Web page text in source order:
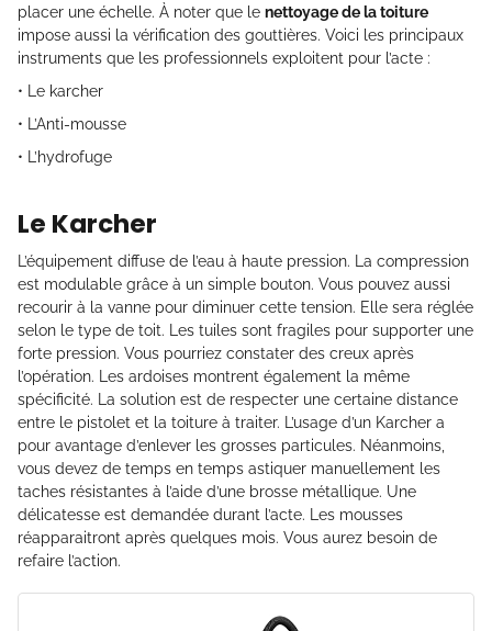
placer une échelle. À noter que le nettoyage de la toiture
impose aussi la vérification des gouttières. Voici les principaux
instruments que les professionnels exploitent pour l’acte :
• Le karcher
• L’Anti-mousse
• L’hydrofuge
Le Karcher
L’équipement diffuse de l’eau à haute pression. La compression
est modulable grâce à un simple bouton. Vous pouvez aussi
recourir à la vanne pour diminuer cette tension. Elle sera réglée
selon le type de toit. Les tuiles sont fragiles pour supporter une
forte pression. Vous pourriez constater des creux après
l’opération. Les ardoises montrent également la même
spécificité. La solution est de respecter une certaine distance
entre le pistolet et la toiture à traiter. L’usage d’un Karcher a
pour avantage d’enlever les grosses particules. Néanmoins,
vous devez de temps en temps astiquer manuellement les
taches résistantes à l’aide d’une brosse métallique. Une
délicatesse est demandée durant l’acte. Les mousses
réapparaitront après quelques mois. Vous aurez besoin de
refaire l’action.